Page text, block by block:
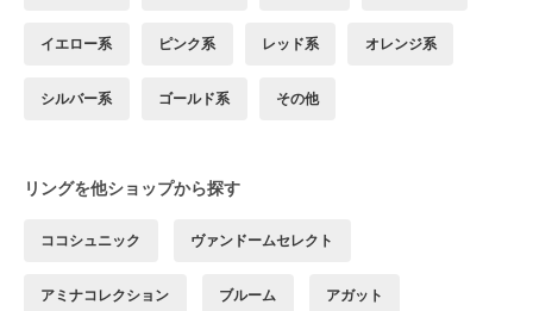
イエロー系 ピンク系 レッド系 オレンジ系
シルバー系 ゴールド系 その他
リングを他ショップから探す
ココシュニック ヴァンドームセレクト
アミナコレクション ブルーム アガット